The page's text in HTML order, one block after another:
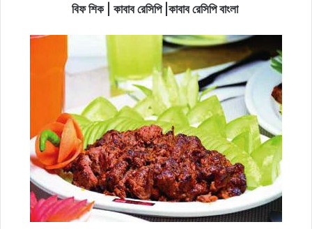
বিফ শিক | কাবাব রেসিপি |কাবাব রেসিপি বাংলা